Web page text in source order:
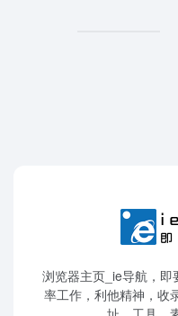
浏览器主页_ie导航，
率工作，利他精神，收